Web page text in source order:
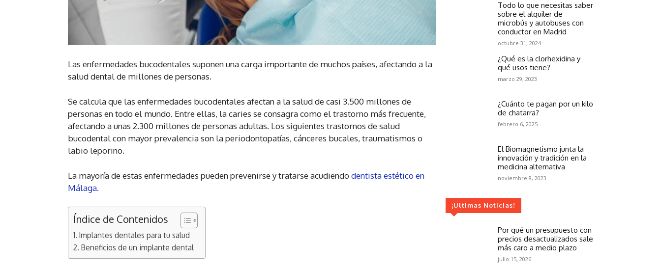
Las enfermedades bucodentales suponen una carga importante de muchos países, afectando a la
salud dental de millones de personas.
Se calcula que las enfermedades bucodentales afectan a la salud de casi 3.500 millones de
personas en todo el mundo. Entre ellas, la caries se consagra como el trastorno más frecuente,
afectando a unas 2.300 millones de personas adultas. Los siguientes trastornos de salud
bucodental con mayor prevalencia son la periodontopatías, cánceres bucales, traumatismos o
labio leporino.
La mayoría de estas enfermedades pueden prevenirse y tratarse acudiendodentista estético en
Málaga.
Índice de Contenidos
Implantes dentales para tu salud
Beneficios de un implante dental
Todo lo que necesitas saber
sobre el alquiler de
microbús y autobuses con
conductor en Madrid
octubre 31, 2024
¿Qué es la clorhexidina y
qué usos tiene?
marzo 29, 2023
¿Cuánto te pagan por un kilo
de chatarra?
febrero 6, 2025
El Biomagnetismo junta la
innovación y tradición en la
medicina alternativa
noviembre 8, 2023
¡Ultimas Noticias!
Por qué un presupuesto con
precios desactualizados sale
más caro a medio plazo
julio 15, 2026